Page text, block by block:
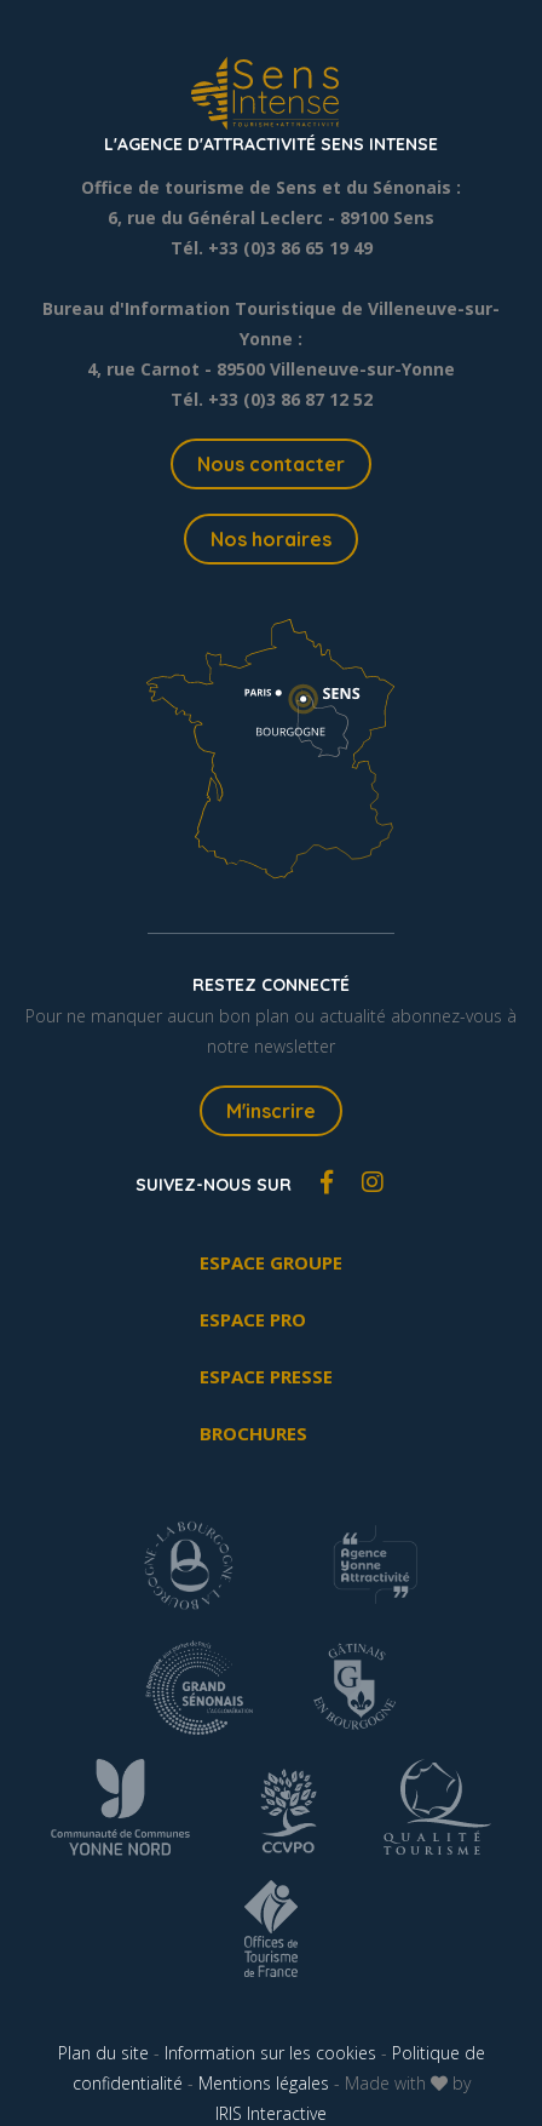
L'AGENCE D'ATTRACTIVITÉ SENS INTENSE
Office de tourisme de Sens et du Sénonais :
6, rue du Général Leclerc - 89100 Sens
Tél. +33 (0)3 86 65 19 49
Bureau d'Information Touristique de Villeneuve-sur-
Yonne :
4, rue Carnot - 89500 Villeneuve-sur-Yonne
Tél. +33 (0)3 86 87 12 52
Nous contacter
Nos horaires
RESTEZ CONNECTÉ
Pour ne manquer aucun bon plan ou actualité abonnez-vous à
notre newsletter
M'inscrire
SUIVEZ-NOUS SUR
ESPACE GROUPE
ESPACE PRO
ESPACE PRESSE
BROCHURES
Plan du site - Information sur les cookies - Politique de
confidentialité - Mentions légales - Made with
by
IRIS Interactive